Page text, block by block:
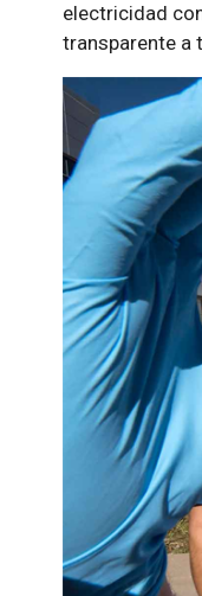
electricidad
transparente a